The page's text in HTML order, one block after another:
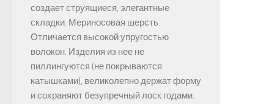
создает струящиеся, элегантные
складки. Мериносовая шерсть.
Отличается высокой упругостью
волокон. Изделия из нее не
пиллингуются (не покрываются
катышками), великолепно держат форму
и сохраняют безупречный лоск годами.